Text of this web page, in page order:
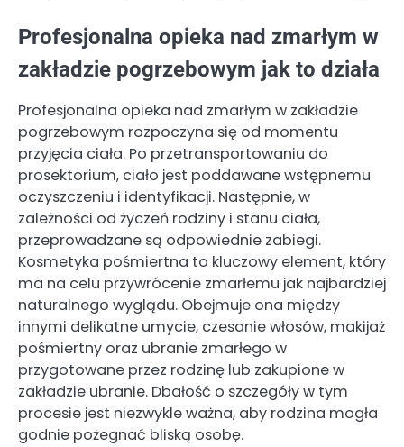
Profesjonalna opieka nad zmarłym w
zakładzie pogrzebowym jak to działa
Profesjonalna opieka nad zmarłym w zakładzie
pogrzebowym rozpoczyna się od momentu
przyjęcia ciała. Po przetransportowaniu do
prosektorium, ciało jest poddawane wstępnemu
oczyszczeniu i identyfikacji. Następnie, w
zależności od życzeń rodziny i stanu ciała,
przeprowadzane są odpowiednie zabiegi.
Kosmetyka pośmiertna to kluczowy element, który
ma na celu przywrócenie zmarłemu jak najbardziej
naturalnego wyglądu. Obejmuje ona między
innymi delikatne umycie, czesanie włosów, makijaż
pośmiertny oraz ubranie zmarłego w
przygotowane przez rodzinę lub zakupione w
zakładzie ubranie. Dbałość o szczegóły w tym
procesie jest niezwykle ważna, aby rodzina mogła
godnie pożegnać bliską osobę.